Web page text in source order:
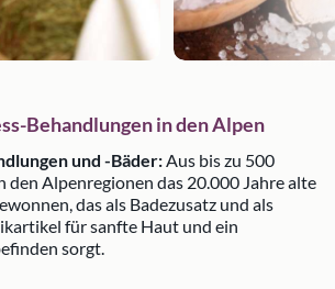
Behandlungen in den Alpen
und -Bäder:Aus bis zu 500
den Alpenregionen das 20.000 Jahre alte
das als Badezusatz und als
für sanfte Haut und ein
sorgt.